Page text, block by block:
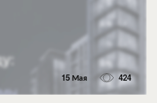
15 Мая 424